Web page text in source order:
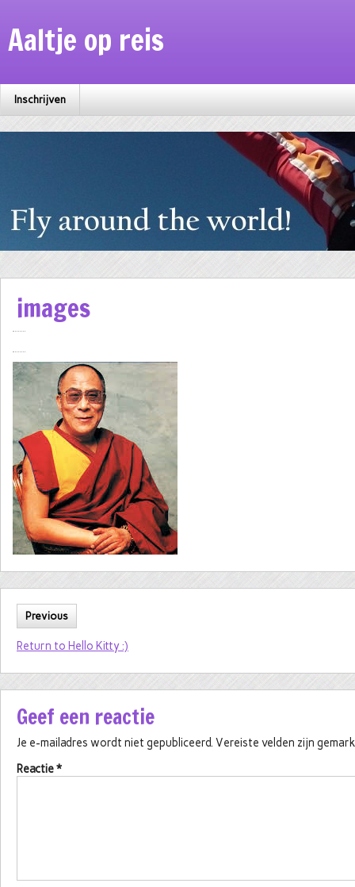
Aaltje op reis
Inschrijven
images
Previous
Return to Hello Kitty :)
Geef een reactie
Je e-mailadres wordt niet gepubliceerd. Vereiste velden zijn
Reactie*